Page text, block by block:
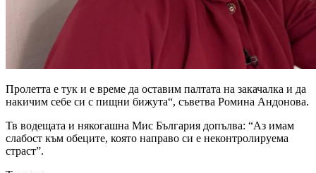
Пролетта е тук и е време да оставим палтата на закачалка и да
накичим себе си с пищни бижута“, съветва Ромина Андонова.
Тв водещата и някогашна Мис България допълва: “Аз имам
слабост към обеците, която направо си е неконтролируема
страст”.